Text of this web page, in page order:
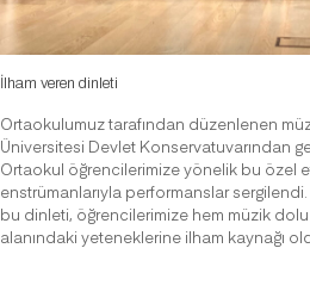
İlham veren dinleti
Ortaokulumuz tarafından düzenlenen
Üniversitesi Devlet Konservatuvarından
Ortaokul öğrencilerimize yönelik bu özel
enstrümanlarıyla performanslar sergilendi.
bu dinleti, öğrencilerimize hem müzik
alanındaki yeteneklerine ilham kaynağı